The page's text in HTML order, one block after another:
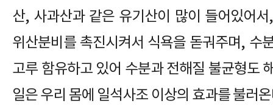
산, 사과산과 같은 유기산이 많이 들어있어
위산분비를 촉진시켜서 식욕을 돋궈주며, 수
고루 함유하고 있어 수분과 전해질 불균형도
일은 우리 몸에 일석사조 이상의 효과를 불러